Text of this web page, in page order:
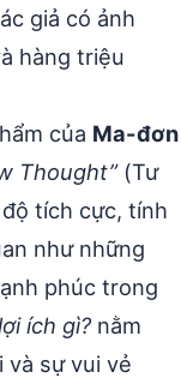
giả có ảnh
hàng triệu
của Ma-đơn
Thought”(Tư
tích cực, tính
như những
phúc trong
ích gì?nằm
sự vui vẻ